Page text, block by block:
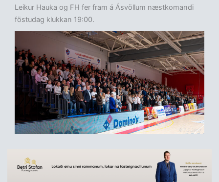
Leikur Hauka og FH fer fram á Ásvöllum næstkomandi
föstudag klukkan 19:00.